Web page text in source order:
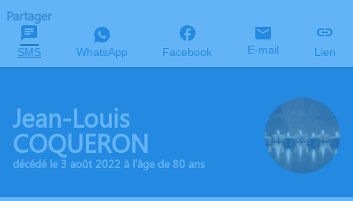
Partager
SMS WhatsApp Facebook E-mail Lien
Jean-Louis
COQUERON
décédé le 3 août 2022 à l'âge de 80 ans